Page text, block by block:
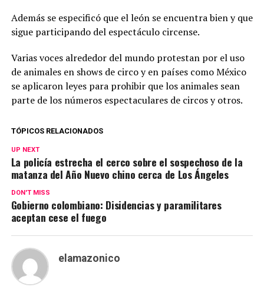
Además se especificó que el león se encuentra bien y que
sigue participando del espectáculo circense.
Varias voces alrededor del mundo protestan por el uso
de animales en shows de circo y en países como México
se aplicaron leyes para prohibir que los animales sean
parte de los números espectaculares de circos y otros.
TÓPICOS RELACIONADOS
UP NEXT
La policía estrecha el cerco sobre el sospechoso de la
matanza del Año Nuevo chino cerca de Los Ángeles
DON'T MISS
Gobierno colombiano: Disidencias y paramilitares
aceptan cese el fuego
elamazonico